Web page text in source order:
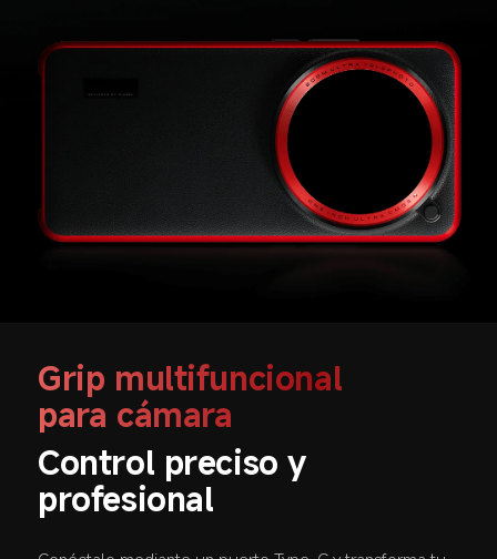
Grip multifuncional
para cámara
Control preciso y
profesional